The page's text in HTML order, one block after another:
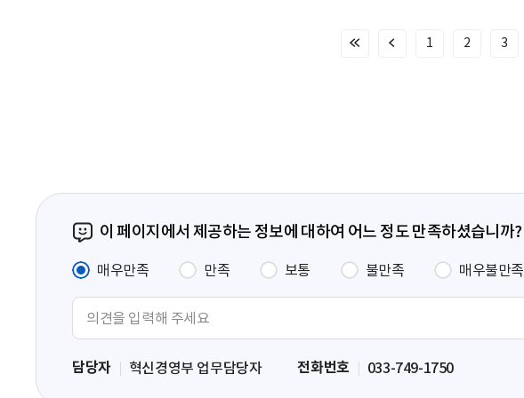
처
이
1 2 3
이 페이지에서 제공하는 정보에 대하여 어느 정도 만족하셨습니까?
매우만족 만족 보통 불만족 매우불만족
력
담당자 혁신경영부 업무담당자 전화번호 033-749-1750